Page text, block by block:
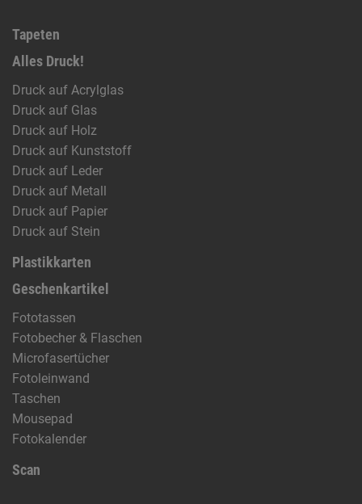
Tapeten
Alles Druck!
Druck auf Acrylglas
Druck auf Glas
Druck auf Holz
Druck auf Kunststoff
Druck auf Leder
Druck auf Metall
Druck auf Papier
Druck auf Stein
Plastikkarten
Geschenkartikel
Fototassen
Fotobecher & Flaschen
Microfasertücher
Fotoleinwand
Taschen
Mousepad
Fotokalender
Scan